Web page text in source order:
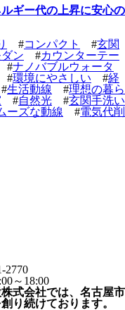
ギー代の上昇に安心の
#コンパクト #玄関
ン #カウンターテー
#ナノバブルウォータ
#環境にやさしい #経
生活動線 #理想の暮ら
#自然光 #玄関手洗い
ーズな動線 #電気代削
～18:00
式会社では、名古屋市
り続けております。